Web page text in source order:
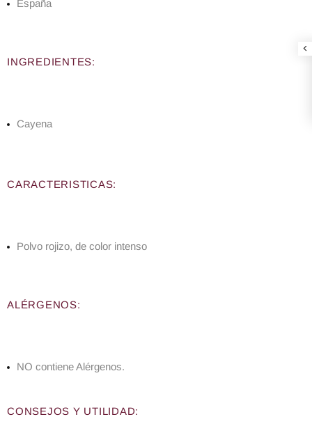
España
INGREDIENTES:
Cayena
CARACTERISTICAS:
Polvo rojizo, de color intenso
ALÉRGENOS:
NO contiene Alérgenos.
CONSEJOS Y UTILIDAD: